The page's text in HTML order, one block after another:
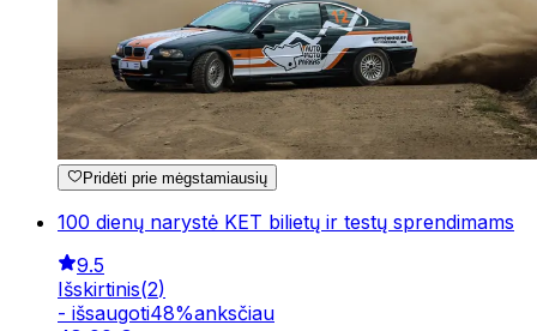
Pridėti prie mėgstamiausių
100 dienų narystė KET bilietų ir testų sprendimams
9.5
Išskirtinis(2)
- išsaugoti48%anksčiau